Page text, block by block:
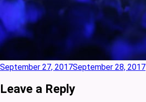
Posted
September 27, 2017September 28, 2017
Leave a Reply